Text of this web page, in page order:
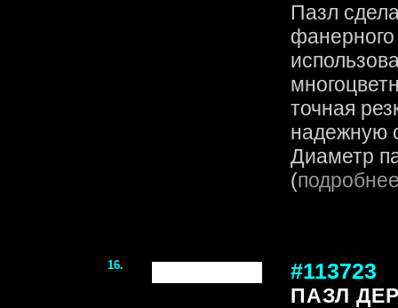
Пазл
точная
надежную
Диаметр
(
16. #113723
ПАЗЛ